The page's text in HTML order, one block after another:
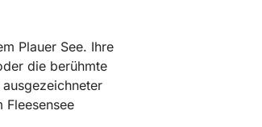
Plauer See. Ihre
die berühmte